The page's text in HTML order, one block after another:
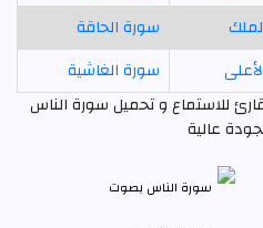
سورة الحاقة
سورة الغاشية
للاستماع و تحميل سورة الناس
عالية